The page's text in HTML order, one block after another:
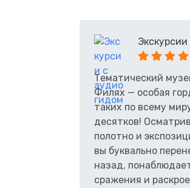
Тематический
Филях — особая
таких по всему
десятков!
полотно и
вы буквально
назад,
сражения и